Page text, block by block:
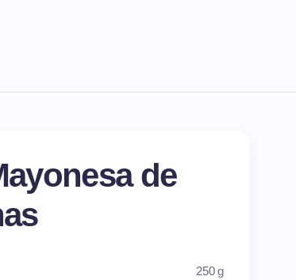
de
250 g